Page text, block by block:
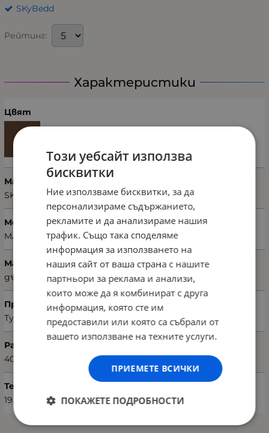
SKyBedd
Рейтинг:
Характеристики
Цвят
Марка
SKyBedd
Модел
MAXELL
Материал
дърво + дамаска
Произход
Турция
Размери пейка / шкафче (Ш х В х Д)
40 х 50 х 55 см
Тегло (кг.)
19.00
Този уебсайт използва
бисквитки
Ние използваме бисквитки, за да
персонализираме съдържанието,
рекламите и да анализираме нашия
трафик. Също така споделяме
информация за използването на
нашия сайт от ваша страна с нашите
партньори за реклама и анализи,
които може да я комбинират с друга
информация, която сте им
предоставили или която са събрали от
вашето използване на техните услуги.
ПРИЕМЕТЕ ВСИЧКИ
ПОКАЖЕТЕ ПОДРОБНОСТИ